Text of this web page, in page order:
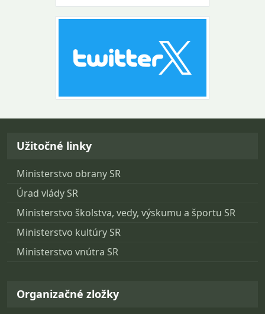
Návrat na začiatok stránky
Užitočné linky
Ministerstvo obrany SR
Úrad vlády SR
Ministerstvo školstva, vedy, výskumu a športu SR
Ministerstvo kultúry SR
Ministerstvo vnútra SR
Organizačné zložky